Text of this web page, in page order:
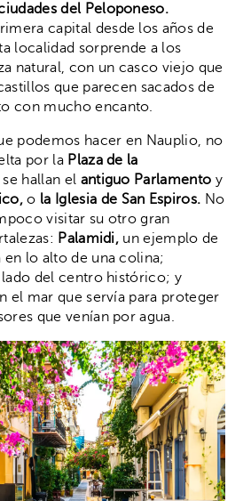
del Peloponeso.
capital desde los años de
localidad sorprende a los
natural, con un casco viejo que
que parecen sacados de
con mucho encanto.
podemos hacer en Nauplio, no
por la Plaza de la
hallan el antiguo Parlamento y
o la Iglesia de San Espiros. No
visitar su otro gran
Palamidi, un ejemplo de
en lo alto de una colina;
del centro histórico; y
el mar que servía para proteger
que venían por agua.